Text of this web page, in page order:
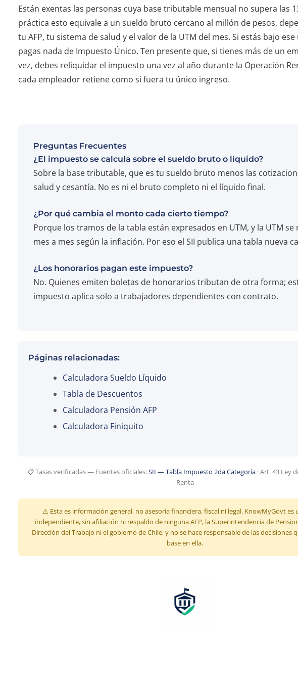
Están exentas las personas cuya base tributable mensual no supera las
práctica esto equivale a un sueldo bruto cercano al millón de pesos,
tu AFP, tu sistema de salud y el valor de la UTM del mes. Si estás bajo
pagas nada de Impuesto Único. Ten presente que, si tienes más de un
vez, debes reliquidar el impuesto una vez al año durante la Operación
cada empleador retiene como si fuera tu único ingreso.
Preguntas Frecuentes
¿El impuesto se calcula sobre el sueldo bruto o líquido?
Sobre la base tributable, que es tu sueldo bruto menos las
salud y cesantía. No es ni el bruto completo ni el líquido final.
¿Por qué cambia el monto cada cierto tiempo?
Porque los tramos de la tabla están expresados en UTM, y la UTM se
mes a mes según la inflación. Por eso el SII publica una tabla nueva
¿Los honorarios pagan este impuesto?
No. Quienes emiten boletas de honorarios tributan de otra forma;
impuesto aplica solo a trabajadores dependientes con contrato.
Páginas relacionadas:
Calculadora Sueldo Líquido
Tabla de Descuentos
Calculadora Pensión AFP
Calculadora Finiquito
📋 Tasas verificadas — Fuentes oficiales:SII — Tabla Impuesto 2da Categoría· Art. 43 Ley
Renta
⚠️ Esta es información general, no asesoría financiera, fiscal ni legal. KnowMyGovt es
independiente, sin afiliación ni respaldo de ninguna AFP, la Superintendencia de
Dirección del Trabajo ni el gobierno de Chile, y no se hace responsable de las decisiones
base en ella.